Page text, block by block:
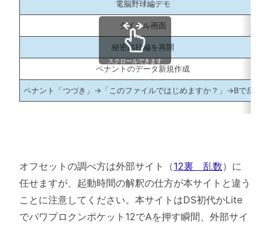
電脳野球編デモ
タイトル画面
秘密結社編を再開
ペナントのデータ新規作成
ペナント「つづき」→「このファイルではじめますか？」→Bで戻る
スクロールできます
オフセットの調べ方は外部サイト（12裏 乱数）に
任せますが、起動時間の解釈の仕方が本サイトと違う
ことに注意してください。本サイトはDS初代かLite
でパワプロクンポケット12でAを押す瞬間、外部サイ